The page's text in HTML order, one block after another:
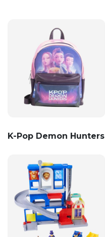
K-Pop Demon Hunters